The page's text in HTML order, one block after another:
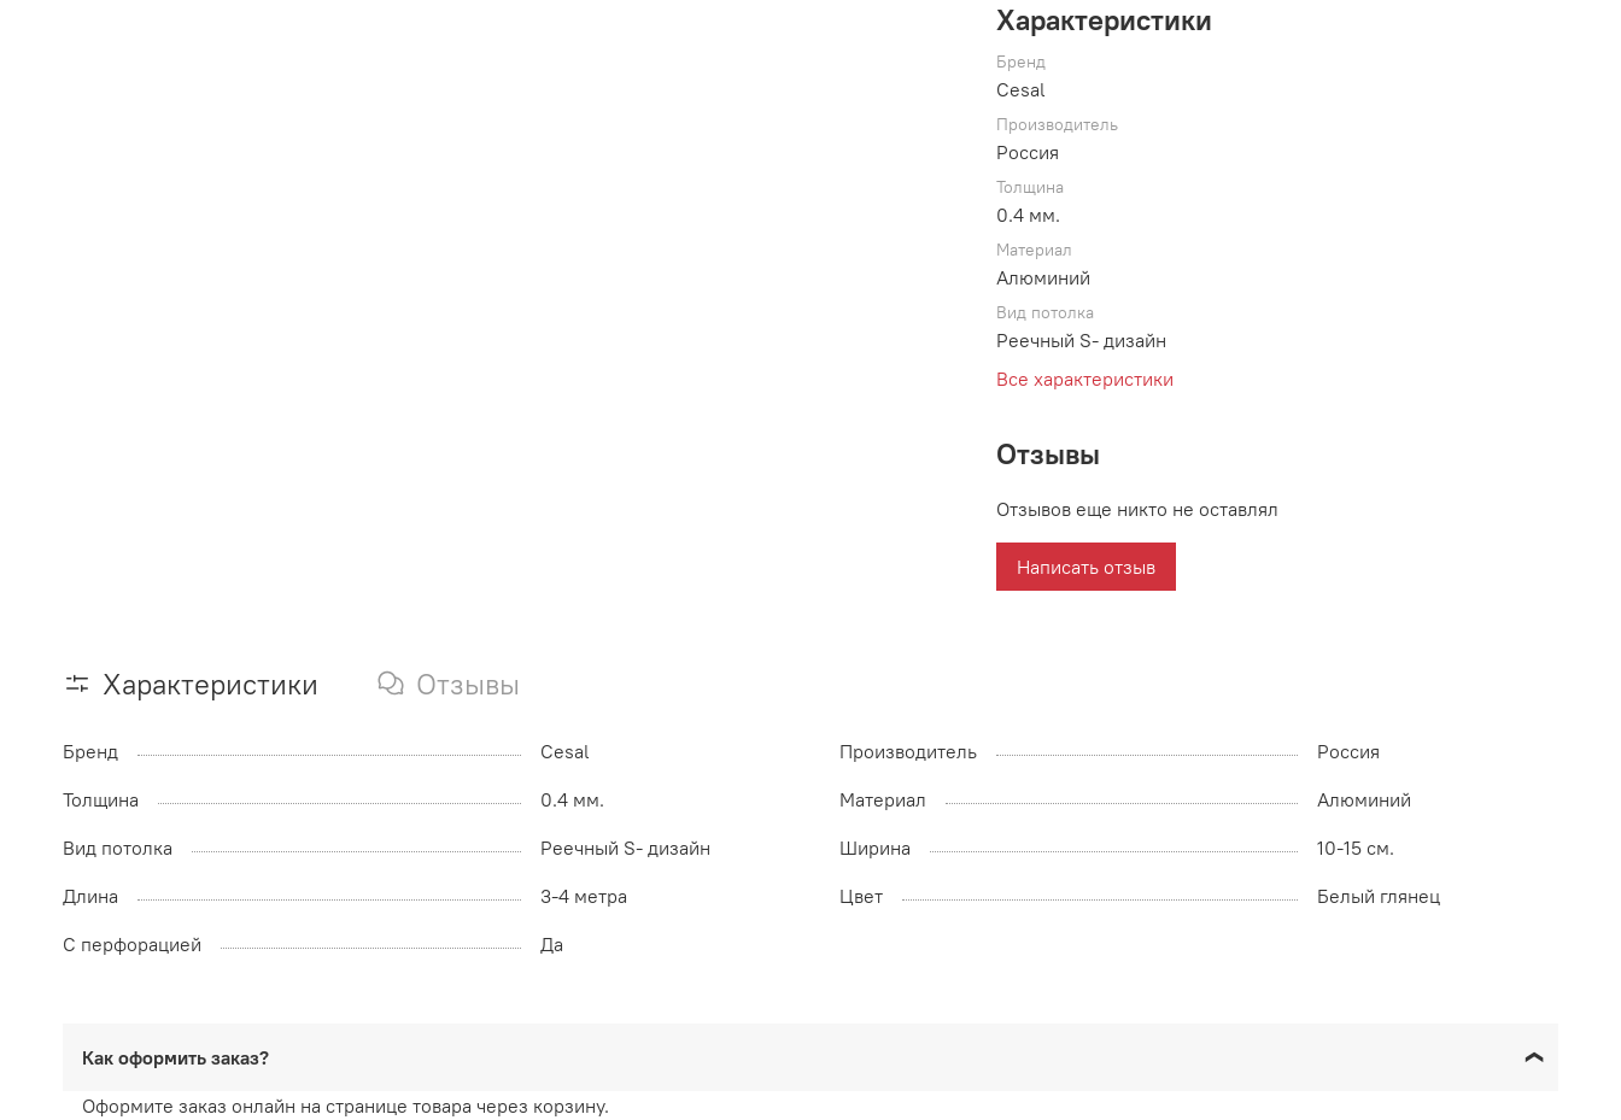
Характеристики
Бренд
Cesal
Производитель
Россия
Толщина
0.4 мм.
Материал
Алюминий
Вид потолка
Реечный S- дизайн
Все характеристики
Отзывы
Отзывов еще никто не оставлял
Написать отзыв
Характеристики Отзывы
Бренд Cesal Производитель
Россия
Толщина
0.4 мм. Материал
Алюминий
Вид потолка
Реечный S- дизайн Ширина
10-15 см.
Длина
3-4 метра Цвет
Белый глянец
С перфорацией
Да
Как оформить заказ?
Оформите заказ онлайн на странице товара через корзину.